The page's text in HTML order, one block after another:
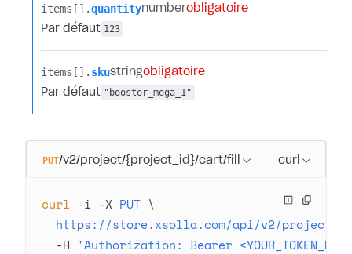
items[].​quantitynumberobligatoire
Par défaut 123
items[].​ skustringobligatoire
Par défaut "booster_mega_1"
PUT/v2/project/{project_id}/cart/fill curl
curl -i -X PUT \
https://store.xsolla.com/api/v2/project/
  -H
'Authorization: Bearer